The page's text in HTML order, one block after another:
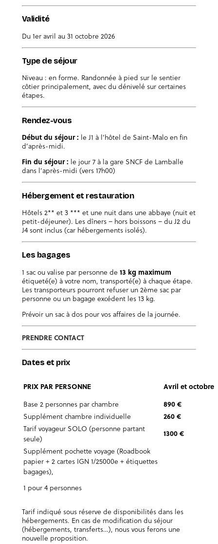
Validité
Du 1er avril au 31 octobre 2026
Type de séjour
Niveau : en forme. Randonnée à pied sur le sentier
côtier principalement, avec du dénivelé sur certaines
étapes.
Rendez-vous
Début du séjour : le J1 à l’hôtel de Saint-Malo en fin
d’après-midi.
Fin du séjour : le jour 7 à la gare SNCF de Lamballe
dans l’après-midi (vers 17h00)
Hébergement et restauration
Hôtels 2** et 3 *** et une nuit dans une abbaye (nuit et
petit-déjeuner). Les dîners – hors boissons – du J2 du
J4 sont inclus (car hébergements isolés).
Les bagages
1 sac ou valise par personne de 13 kg maximum
étiqueté(e) à votre nom, transporté(e) à chaque étape.
Les transporteurs pourront refuser un 2ème sac par
personne ou un bagage excédent les 13 kg.
Prévoir un sac à dos pour vos affaires de la journée.
PRENDRE CONTACT
Dates et prix
PRIX PAR PERSONNE
Avril et octobre
Base 2 personnes par chambre
890 €
Supplément chambre individuelle
260 €
Tarif voyageur SOLO (personne partant
seule)
1300 €
Supplément pochette voyage (Roadbook
papier + 2 cartes IGN 1/25000e + étiquettes
bagages),
1 pour 4 personnes
Tarif indiqué sous réserve de disponibilités dans les
hébergements. En cas de modification du séjour
(hébergements, transferts…), nous vous ferons une
nouvelle proposition.